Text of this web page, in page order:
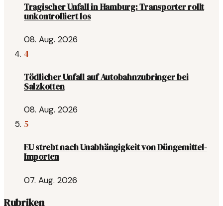
Tragischer Unfall in Hamburg: Transporter rollt
unkontrolliert los
08. Aug. 2026
4
Tödlicher Unfall auf Autobahnzubringer bei
Salzkotten
08. Aug. 2026
5
EU strebt nach Unabhängigkeit von Düngemittel-
Importen
07. Aug. 2026
Rubriken